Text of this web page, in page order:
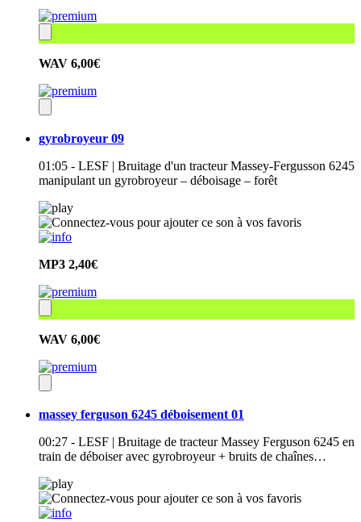
WAV 6,00€
gyrobroyeur 09
01:05 - LESF | Bruitage d'un tracteur Massey-Fergusson 6245
manipulant un gyrobroyeur – déboisage – forêt
MP3 2,40€
WAV 6,00€
massey ferguson 6245 déboisement 01
00:27 - LESF | Bruitage de tracteur Massey Ferguson 6245 en
train de déboiser avec gyrobroyeur + bruits de chaînes…